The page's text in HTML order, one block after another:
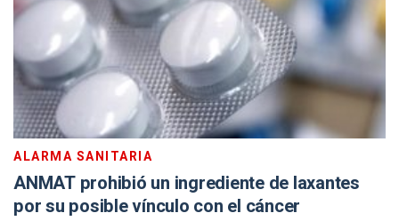
ALARMA SANITARIA
ANMAT prohibió un ingrediente de laxantes
por su posible vínculo con el cáncer